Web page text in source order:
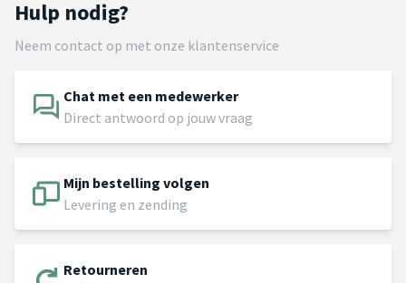
Hulp nodig?
Neem contact op met onze klantenservice
Chat met een medewerker
Direct antwoord op jouw vraag
Mijn bestelling volgen
Levering en zending
Retourneren